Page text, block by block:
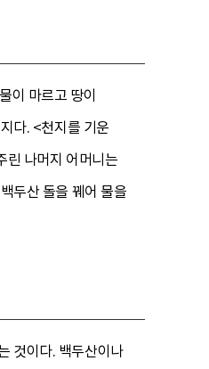
이 마르고 땅이
다. <천지를 기운
린 나머지 어머니는
두산 돌을 꿰어 물을
것이다. 백두산이나